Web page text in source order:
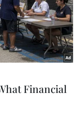
hóa chất pha
ở các tuyến
được cấp
tiêu thụ trên thị
Hậu thuộc
tỉnh Vĩnh
Financial